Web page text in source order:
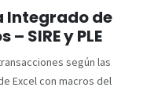
Integrado de
SIRE y PLE
según las
Excel con macros del